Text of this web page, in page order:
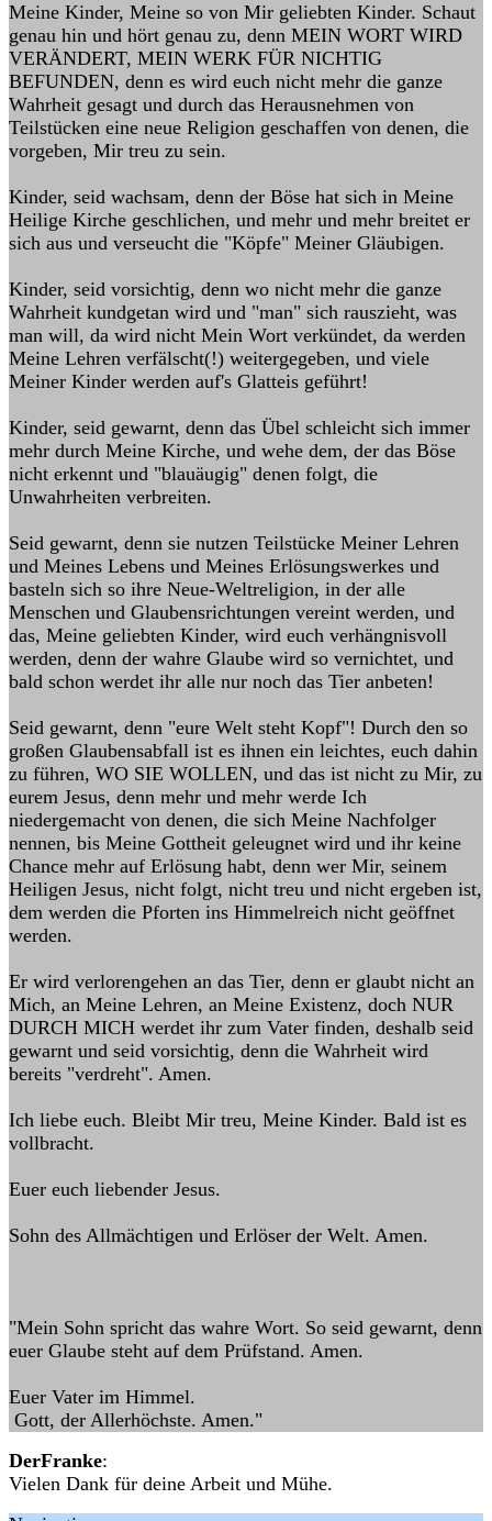
Meine Kinder, Meine so von Mir geliebten Kinder. Schaut
genau hin und hört genau zu, denn MEIN WORT WIRD
VERÄNDERT, MEIN WERK FÜR NICHTIG
BEFUNDEN, denn es wird euch nicht mehr die ganze
Wahrheit gesagt und durch das Herausnehmen von
Teilstücken eine neue Religion geschaffen von denen, die
vorgeben, Mir treu zu sein.
Kinder, seid wachsam, denn der Böse hat sich in Meine
Heilige Kirche geschlichen, und mehr und mehr breitet er
sich aus und verseucht die "Köpfe" Meiner Gläubigen.
Kinder, seid vorsichtig, denn wo nicht mehr die ganze
Wahrheit kundgetan wird und "man" sich rauszieht, was
man will, da wird nicht Mein Wort verkündet, da werden
Meine Lehren verfälscht(!) weitergegeben, und viele
Meiner Kinder werden auf's Glatteis geführt!
Kinder, seid gewarnt, denn das Übel schleicht sich immer
mehr durch Meine Kirche, und wehe dem, der das Böse
nicht erkennt und "blauäugig" denen folgt, die
Unwahrheiten verbreiten.
Seid gewarnt, denn sie nutzen Teilstücke Meiner Lehren
und Meines Lebens und Meines Erlösungswerkes und
basteln sich so ihre Neue-Weltreligion, in der alle
Menschen und Glaubensrichtungen vereint werden, und
das, Meine geliebten Kinder, wird euch verhängnisvoll
werden, denn der wahre Glaube wird so vernichtet, und
bald schon werdet ihr alle nur noch das Tier anbeten!
Seid gewarnt, denn "eure Welt steht Kopf"! Durch den so
großen Glaubensabfall ist es ihnen ein leichtes, euch dahin
zu führen, WO SIE WOLLEN, und das ist nicht zu Mir, zu
eurem Jesus, denn mehr und mehr werde Ich
niedergemacht von denen, die sich Meine Nachfolger
nennen, bis Meine Gottheit geleugnet wird und ihr keine
Chance mehr auf Erlösung habt, denn wer Mir, seinem
Heiligen Jesus, nicht folgt, nicht treu und nicht ergeben ist,
dem werden die Pforten ins Himmelreich nicht geöffnet
werden.
Er wird verlorengehen an das Tier, denn er glaubt nicht an
Mich, an Meine Lehren, an Meine Existenz, doch NUR
DURCH MICH werdet ihr zum Vater finden, deshalb seid
gewarnt und seid vorsichtig, denn die Wahrheit wird
bereits "verdreht". Amen.
Ich liebe euch. Bleibt Mir treu, Meine Kinder. Bald ist es
vollbracht.
Euer euch liebender Jesus.
Sohn des Allmächtigen und Erlöser der Welt. Amen.
"Mein Sohn spricht das wahre Wort. So seid gewarnt, denn
euer Glaube steht auf dem Prüfstand. Amen.
Euer Vater im Himmel.
Gott, der Allerhöchste. Amen."
DerFranke:
Vielen Dank für deine Arbeit und Mühe.